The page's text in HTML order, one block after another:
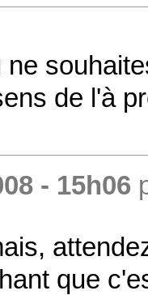
de l'à
- 15h06
que